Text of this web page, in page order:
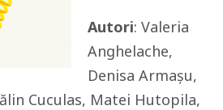
Autori: Valeria
Anghelache,
Denisa Armașu,
Cuculas, Matei Hutopila,